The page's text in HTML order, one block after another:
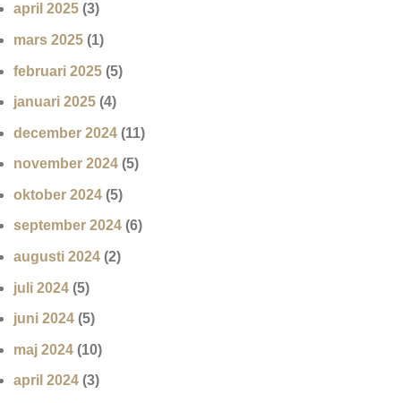
april 2025 (3)
mars 2025 (1)
februari 2025 (5)
januari 2025 (4)
december 2024 (11)
november 2024 (5)
oktober 2024 (5)
september 2024 (6)
augusti 2024 (2)
juli 2024 (5)
juni 2024 (5)
maj 2024 (10)
april 2024 (3)